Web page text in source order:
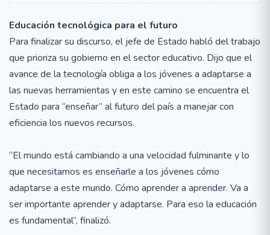
Educación tecnológica para el futuro
Para finalizar su discurso, el jefe de Estado habló del trabajo
que prioriza su gobierno en el sector educativo. Dijo que el
avance de la tecnología obliga a los jóvenes a adaptarse a
las nuevas herramientas y en este camino se encuentra el
Estado para “enseñar” al futuro del país a manejar con
eficiencia los nuevos recursos.
“El mundo está cambiando a una velocidad fulminante y lo
que necesitamos es enseñarle a los jóvenes cómo
adaptarse a este mundo. Cómo aprender a aprender. Va a
ser importante aprender y adaptarse. Para eso la educación
es fundamental”, finalizó.